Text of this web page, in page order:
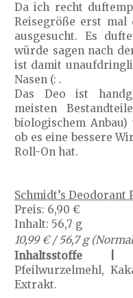
Da ich recht
Reisegröße erst mal
ausgesucht. Es
würde sagen nach
ist damit
Nasen (: .
Das Deo ist
meisten
biologischem
ob es eine bessere
Roll-On hat.
Schmidt’s Deodorant
Preis: 6,90 €
Inhalt: 56,7 g
10,99 € / 56,7 g
Inhaltsstoffe |
Pfeilwurzelmehl,
Extrakt.